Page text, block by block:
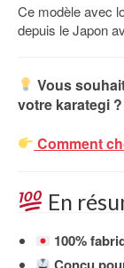
Ce modèle avec
depuis le Japon
Vous
votre karategi
Comment
En
100%